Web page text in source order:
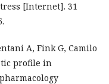
[Internet]. 31
A, Fink G, Camilo
profile in